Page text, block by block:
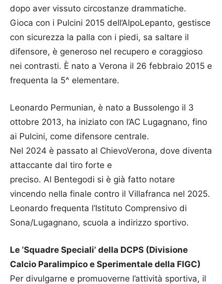
dopo aver vissuto circostanze drammatiche.
Gioca con i Pulcini 2015 dell’AlpoLepanto, gestisce
con sicurezza la palla con i piedi, sa saltare il
difensore, è generoso nel recupero e coraggioso
nei contrasti. È nato a Verona il 26 febbraio 2015 e
frequenta la 5^ elementare.
Leonardo Permunian, è nato a Bussolengo il 3
ottobre 2013, ha iniziato con l’AC Lugagnano, fino
ai Pulcini, come difensore centrale.
Nel 2024 è passato al ChievoVerona, dove diventa
attaccante dal tiro forte e
preciso. Al Bentegodi si è già fatto notare
vincendo nella finale contro il Villafranca nel 2025.
Leonardo frequenta l’Istituto Comprensivo di
Sona/Lugagnano, scuola a indirizzo sportivo.
Le ‘Squadre Speciali’ della DCPS (Divisione
Calcio Paralimpico e Sperimentale della FIGC)
Per divulgarne e promuoverne l’attività sportiva, il